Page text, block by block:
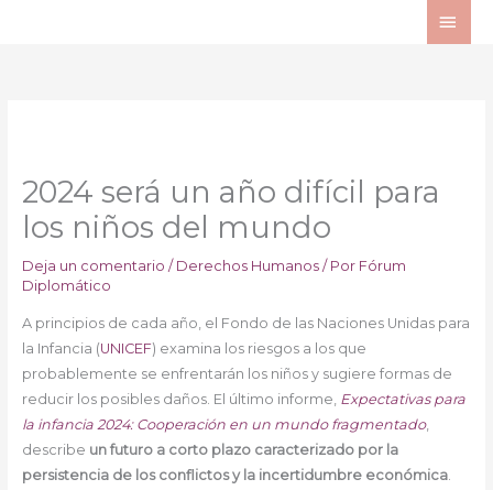
2024 será un año difícil para
los niños del mundo
Deja un comentario / Derechos Humanos/ Por Fórum
Diplomático
A principios de cada año, el Fondo de las Naciones Unidas para
la Infancia (UNICEF) examina los riesgos a los que
probablemente se enfrentarán los niños y sugiere formas de
reducir los posibles daños. El último informe, Expectativas para
la infancia 2024: Cooperación en un mundo fragmentado,
describe un futuro a corto plazo caracterizado por la
persistencia de los conflictos y la incertidumbre económica.